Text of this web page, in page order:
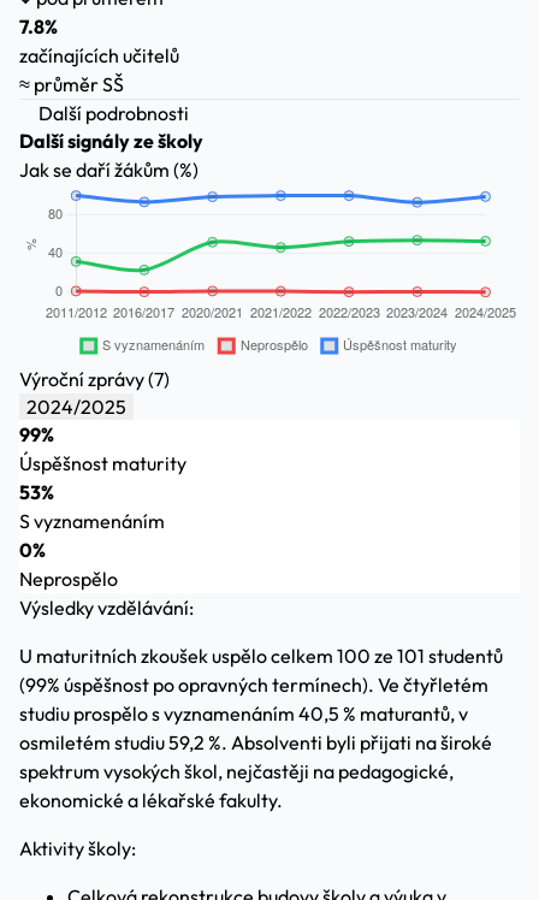
7.8%
začínajících učitelů
≈ průměr SŠ
Další podrobnosti
Další signály ze školy
Jak se daří žákům (%)
Výroční zprávy (7)
2024/2025
99%
Úspěšnost maturity
53%
S vyznamenáním
0%
Neprospělo
Výsledky vzdělávání:
U maturitních zkoušek uspělo celkem 100 ze 101 studentů
(99% úspěšnost po opravných termínech). Ve čtyřletém
studiu prospělo s vyznamenáním 40,5 % maturantů, v
osmiletém studiu 59,2 %. Absolventi byli přijati na široké
spektrum vysokých škol, nejčastěji na pedagogické,
ekonomické a lékařské fakulty.
Aktivity školy: